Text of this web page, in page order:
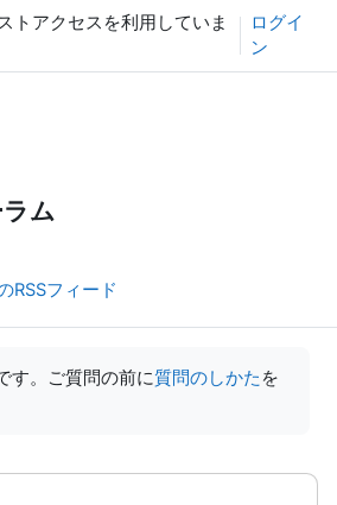
プする
トアクセスを利用していま
ログイ
ン
ム
RSSフィード
す。ご質問の前に質問のしかた を